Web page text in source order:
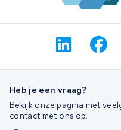
Heb je een vraag?
Bekijk onze pagina met
contact met ons op.